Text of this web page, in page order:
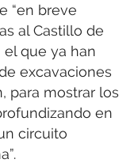
“en breve
al Castillo de
el que ya han
excavaciones
para mostrar los
en
circuito